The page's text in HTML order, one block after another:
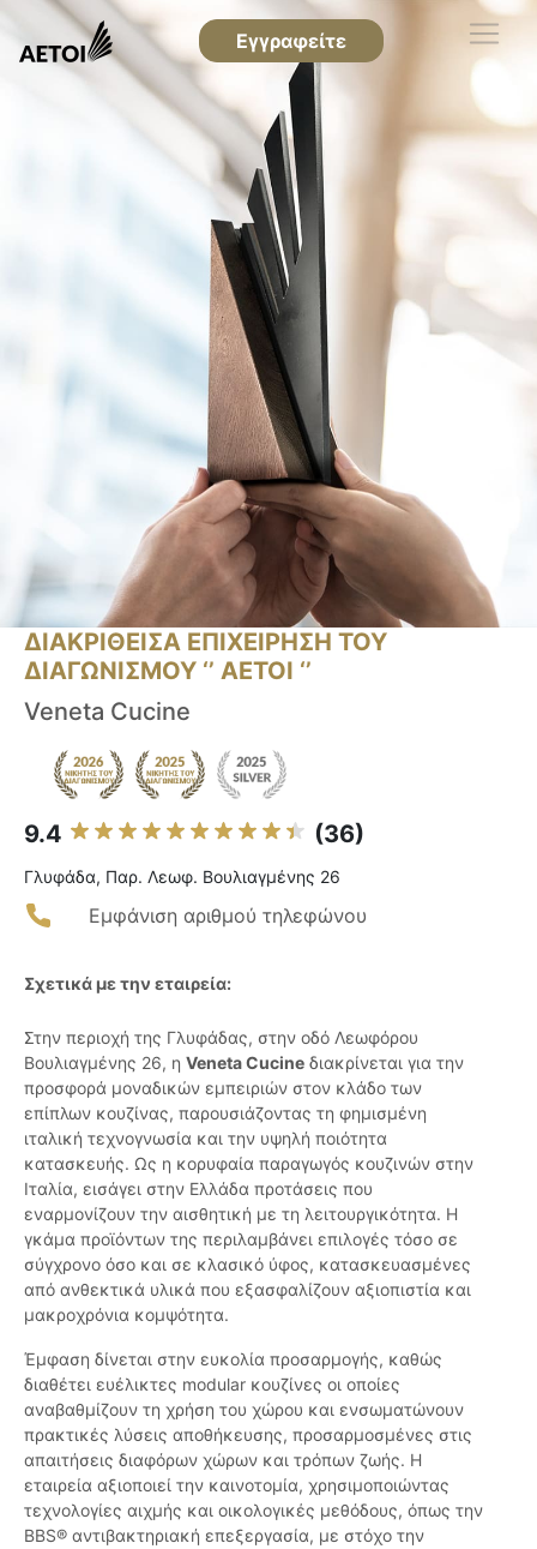
Εγγραφείτε
ΔΙΑΚΡΙΘΕΙΣΑ ΕΠΙΧΕΙΡΗΣΗ ΤΟΥ
ΔΙΑΓΩΝΙΣΜΟΥ ‘’ ΑΕΤΟΙ ‘’
Veneta Cucine
9.4 (36)
Γλυφάδα, Παρ. Λεωφ. Βουλιαγμένης 26
Εμφάνιση αριθμού τηλεφώνου
Σχετικά με την εταιρεία:
Στην περιοχή της Γλυφάδας, στην οδό Λεωφόρου
Βουλιαγμένης 26, η Veneta Cucine διακρίνεται για την
προσφορά μοναδικών εμπειριών στον κλάδο των
επίπλων κουζίνας, παρουσιάζοντας τη φημισμένη
ιταλική τεχνογνωσία και την υψηλή ποιότητα
κατασκευής. Ως η κορυφαία παραγωγός κουζινών στην
Ιταλία, εισάγει στην Ελλάδα προτάσεις που
εναρμονίζουν την αισθητική με τη λειτουργικότητα. Η
γκάμα προϊόντων της περιλαμβάνει επιλογές τόσο σε
σύγχρονο όσο και σε κλασικό ύφος, κατασκευασμένες
από ανθεκτικά υλικά που εξασφαλίζουν αξιοπιστία και
μακροχρόνια κομψότητα.
Έμφαση δίνεται στην ευκολία προσαρμογής, καθώς
διαθέτει ευέλικτες modular κουζίνες οι οποίες
αναβαθμίζουν τη χρήση του χώρου και ενσωματώνουν
πρακτικές λύσεις αποθήκευσης, προσαρμοσμένες στις
απαιτήσεις διαφόρων χώρων και τρόπων ζωής. Η
εταιρεία αξιοποιεί την καινοτομία, χρησιμοποιώντας
τεχνολογίες αιχμής και οικολογικές μεθόδους, όπως την
BBS® αντιβακτηριακή επεξεργασία, με στόχο την